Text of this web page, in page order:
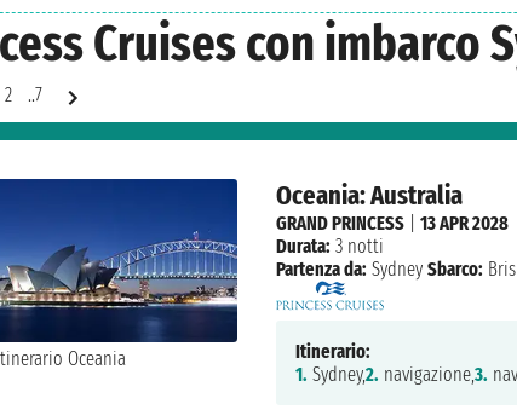
Cruises con imbarco
2 ..7
Oceania: Australia
GRAND PRINCESS |13 APR 2028
Durata: 3 notti
Partenza da: Sydney Sbarco:
Itinerario:
1. Sydney,2. navigazione,3.